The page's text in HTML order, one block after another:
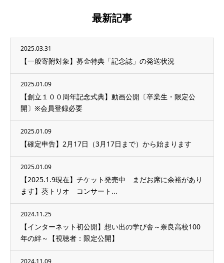
最新記事
2025.03.31
【一般寄附対象】募金特典「記念誌」の発送状況
2025.01.09
【創立１００周年記念式典】動画公開〔卒業生・限定公
開〕※会員登録必要
2025.01.09
【確定申告】2月17日（3月17日まで）から始まります
2025.01.09
【2025.1.9現在】チケット発売中 まだお席に余裕があり
ます】葵トリオ コンサート...
2024.11.25
【インターネット初公開】想い出の学び舎～奈良高校100
年の絆～【視聴者：限定公開】
2024.11.09